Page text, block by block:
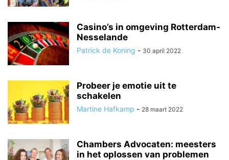
Casino’s in omgeving Rotterdam-
Nesselande
Patrick de Koning - 30 april 2022
Probeer je emotie uit te
schakelen
Martine Hafkamp - 28 maart 2022
Chambers Advocaten: meesters
in het oplossen van problemen